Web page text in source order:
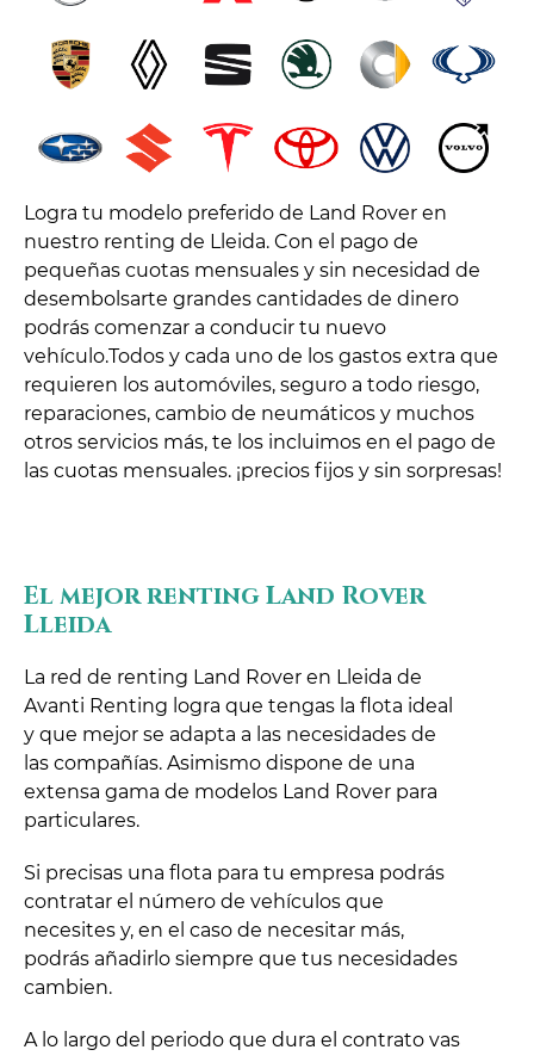
Logra tu modelo preferido de Land Rover en
nuestro renting de Lleida. Con el pago de
pequeñas cuotas mensuales y sin necesidad de
desembolsarte grandes cantidades de dinero
podrás comenzar a conducir tu nuevo
vehículo.Todos y cada uno de los gastos extra que
requieren los automóviles, seguro a todo riesgo,
reparaciones, cambio de neumáticos y muchos
otros servicios más, te los incluimos en el pago de
las cuotas mensuales. ¡precios fijos y sin sorpresas!
El mejor renting Land Rover
Lleida
La red de renting Land Rover en Lleida de
Avanti Renting logra que tengas la flota ideal
y que mejor se adapta a las necesidades de
las compañías. Asimismo dispone de una
extensa gama de modelos Land Rover para
particulares.
Si precisas una flota para tu empresa podrás
contratar el número de vehículos que
necesites y, en el caso de necesitar más,
podrás añadirlo siempre que tus necesidades
cambien.
A lo largo del periodo que dura el contrato vas